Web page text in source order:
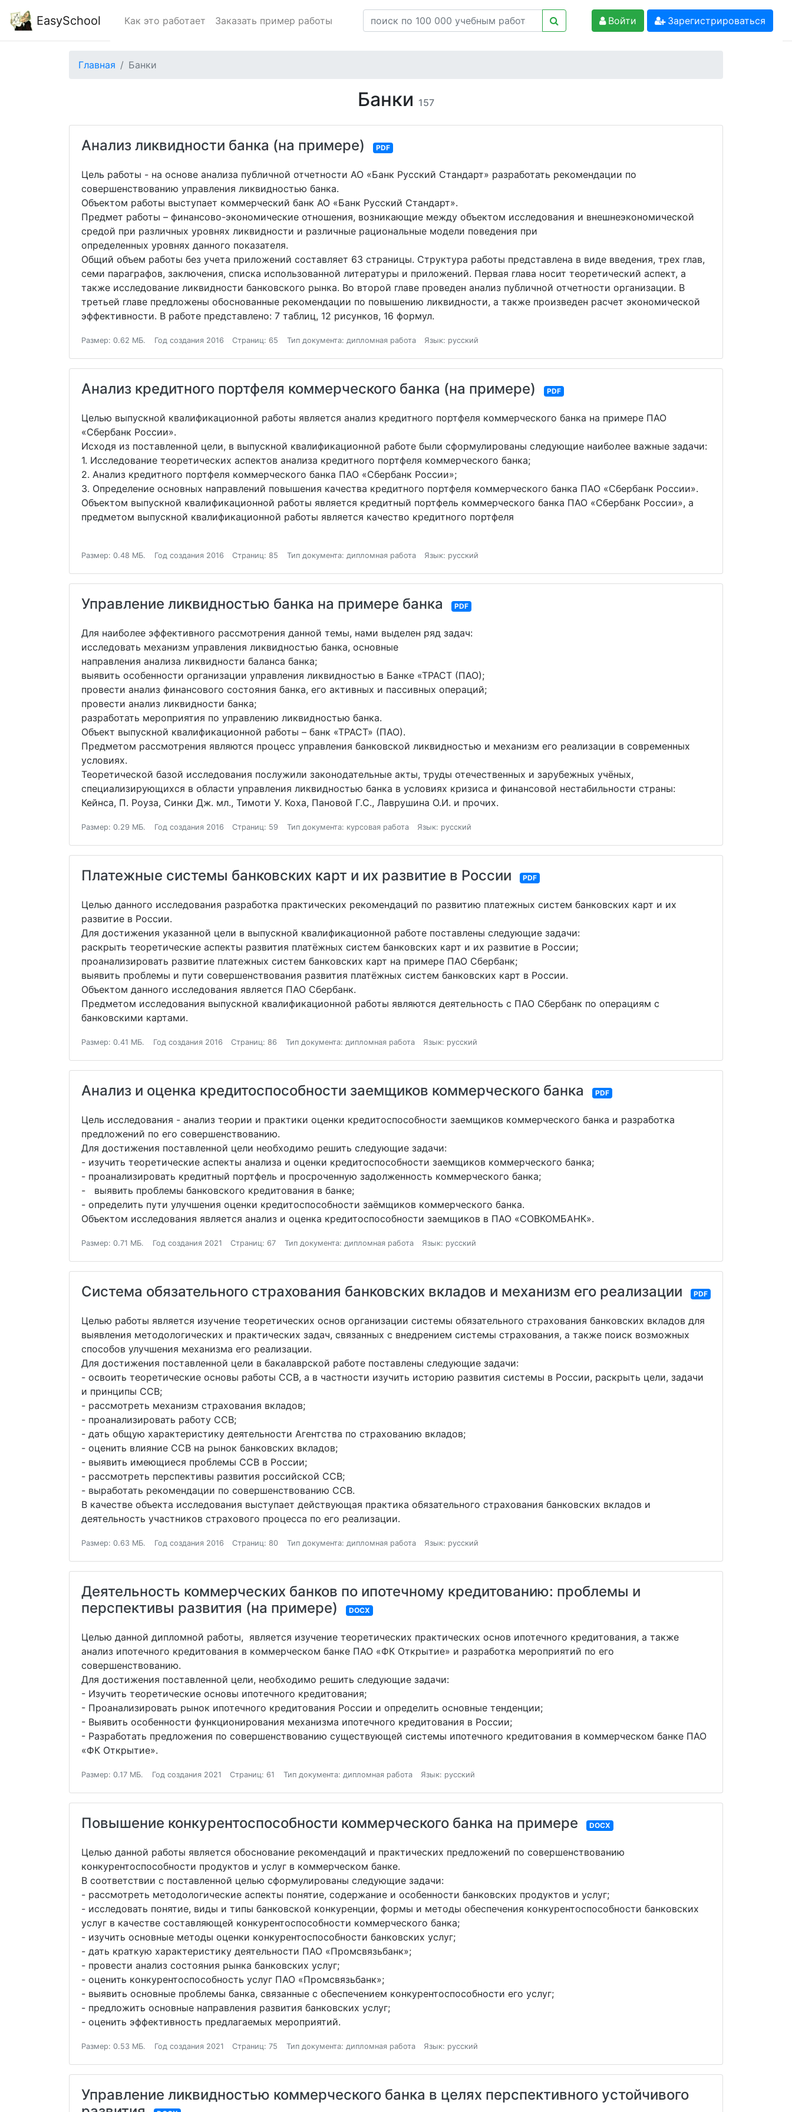
EasySchool Как это работает Заказать пример работы Войти Зарегистрироваться
Главная Банки
Банки 157
Анализ ликвидности банка (на примере) PDF
Цель работы - на основе анализа публичной отчетности АО «Банк Русский Стандарт» разработать рекомендации по
совершенствованию управления ликвидностью банка.
Объектом работы выступает коммерческий банк АО «Банк Русский Стандарт».
Предмет работы – финансово-экономические отношения, возникающие между объектом исследования и внешнеэкономической
средой при различных уровнях ликвидности и различные рациональные модели поведения при
определенных уровнях данного показателя.
Общий объем работы без учета приложений составляет 63 страницы. Структура работы представлена в виде введения, трех глав,
семи параграфов, заключения, списка использованной литературы и приложений. Первая глава носит теоретический аспект, а
также исследование ликвидности банковского рынка. Во второй главе проведен анализ публичной отчетности организации. В
третьей главе предложены обоснованные рекомендации по повышению ликвидности, а также произведен расчет экономической
эффективности. В работе представлено: 7 таблиц, 12 рисунков, 16 формул.
Размер: 0.62 МБ. Год создания 2016 Страниц: 65 Тип документа: дипломная работа Язык: русский
Анализ кредитного портфеля коммерческого банка (на примере) PDF
Целью выпускной квалификационной работы является анализ кредитного портфеля коммерческого банка на примере ПАО
«Сбербанк России».
Исходя из поставленной цели, в выпускной квалификационной работе были сформулированы следующие наиболее важные задачи:
1. Исследование теоретических аспектов анализа кредитного портфеля коммерческого банка;
2. Анализ кредитного портфеля коммерческого банка ПАО «Сбербанк России»;
3. Определение основных направлений повышения качества кредитного портфеля коммерческого банка ПАО «Сбербанк России».
Объектом выпускной квалификационной работы является кредитный портфель коммерческого банка ПАО «Сбербанк России», а
предметом выпускной квалификационной работы является качество кредитного портфеля
Размер: 0.48 МБ. Год создания 2016 Страниц: 85 Тип документа: дипломная работа Язык: русский
Управление ликвидностью банка на примере банка PDF
Для наиболее эффективного рассмотрения данной темы, нами выделен ряд задач:
исследовать механизм управления ликвидностью банка, основные
направления анализа ликвидности баланса банка;
выявить особенности организации управления ликвидностью в Банке «ТРАСТ (ПАО);
провести анализ финансового состояния банка, его активных и пассивных операций;
провести анализ ликвидности банка;
разработать мероприятия по управлению ликвидностью банка.
Объект выпускной квалификационной работы – банк «ТРАСТ» (ПАО).
Предметом рассмотрения являются процесс управления банковской ликвидностью и механизм его реализации в современных
условиях.
Теоретической базой исследования послужили законодательные акты, труды отечественных и зарубежных учёных,
специализирующихся в области управления ликвидностью банка в условиях кризиса и финансовой нестабильности страны:
Кейнса, П. Роуза, Синки Дж. мл., Тимоти У. Коха, Пановой Г.С., Лаврушина О.И. и прочих.
Размер: 0.29 МБ. Год создания 2016 Страниц: 59 Тип документа: курсовая работа Язык: русский
Платежные системы банковских карт и их развитие в России PDF
Целью данного исследования разработка практических рекомендаций по развитию платежных систем банковских карт и их
развитие в России.
Для достижения указанной цели в выпускной квалификационной работе поставлены следующие задачи:
раскрыть теоретические аспекты развития платёжных систем банковских карт и их развитие в России;
проанализировать развитие платежных систем банковских карт на примере ПАО Сбербанк;
выявить проблемы и пути совершенствования развития платёжных систем банковских карт в России.
Объектом данного исследования является ПАО Сбербанк.
Предметом исследования выпускной квалификационной работы являются деятельность с ПАО Сбербанк по операциям с
банковскими картами.
Размер: 0.41 МБ. Год создания 2016 Страниц: 86 Тип документа: дипломная работа Язык: русский
Анализ и оценка кредитоспособности заемщиков коммерческого банка PDF
Цель исследования - анализ теории и практики оценки кредитоспособности заемщиков коммерческого банка и разработка
предложений по его совершенствованию.
Для достижения поставленной цели необходимо решить следующие задачи:
- изучить теоретические аспекты анализа и оценки кредитоспособности заемщиков коммерческого банка;
- проанализировать кредитный портфель и просроченную задолженность коммерческого банка;
- выявить проблемы банковского кредитования в банке;
- определить пути улучшения оценки кредитоспособности заёмщиков коммерческого банка.
Объектом исследования является анализ и оценка кредитоспособности заемщиков в ПАО «СОВКОМБАНК».
Размер: 0.71 МБ. Год создания 2021 Страниц: 67 Тип документа: дипломная работа Язык: русский
Система обязательного страхования банковских вкладов и механизм его реализации PDF
Целью работы является изучение теоретических основ организации системы обязательного страхования банковских вкладов для
выявления методологических и практических задач, связанных с внедрением системы страхования, а также поиск возможных
способов улучшения механизма его реализации.
Для достижения поставленной цели в бакалаврской работе поставлены следующие задачи:
- освоить теоретические основы работы ССВ, а в частности изучить историю развития системы в России, раскрыть цели, задачи
и принципы ССВ;
- рассмотреть механизм страхования вкладов;
- проанализировать работу ССВ;
- дать общую характеристику деятельности Агентства по страхованию вкладов;
- оценить влияние ССВ на рынок банковских вкладов;
- выявить имеющиеся проблемы ССВ в России;
- рассмотреть перспективы развития российской ССВ;
- выработать рекомендации по совершенствованию ССВ.
В качестве объекта исследования выступает действующая практика обязательного страхования банковских вкладов и
деятельность участников страхового процесса по его реализации.
Размер: 0.63 МБ. Год создания 2016 Страниц: 80 Тип документа: дипломная работа Язык: русский
Деятельность коммерческих банков по ипотечному кредитованию: проблемы и
перспективы развития (на примере)
DOCX
Целью данной дипломной работы, является изучение теоретических практических основ ипотечного кредитования, а также
анализ ипотечного кредитования в коммерческом банке ПАО «ФК Открытие» и разработка мероприятий по его
совершенствованию.
Для достижения поставленной цели, необходимо решить следующие задачи:
- Изучить теоретические основы ипотечного кредитования;
- Проанализировать рынок ипотечного кредитования России и определить основные тенденции;
- Выявить особенности функционирования механизма ипотечного кредитования в России;
- Разработать предложения по совершенствованию существующей системы ипотечного кредитования в коммерческом банке ПАО
«ФК Открытие».
Размер: 0.17 МБ. Год создания 2021 Страниц: 61 Тип документа: дипломная работа Язык: русский
Повышение конкурентоспособности коммерческого банка на примере DOCX
Целью данной работы является обоснование рекомендаций и практических предложений по совершенствованию
конкурентоспособности продуктов и услуг в коммерческом банке.
В соответствии с поставленной целью сформулированы следующие задачи:
- рассмотреть методологические аспекты понятие, содержание и особенности банковских продуктов и услуг;
- исследовать понятие, виды и типы банковской конкуренции, формы и методы обеспечения конкурентоспособности банковских
услуг в качестве составляющей конкурентоспособности коммерческого банка;
- изучить основные методы оценки конкурентоспособности банковских услуг;
- дать краткую характеристику деятельности ПАО «Промсвязьбанк»;
- провести анализ состояния рынка банковских услуг;
- оценить конкурентоспособность услуг ПАО «Промсвязьбанк»;
- выявить основные проблемы банка, связанные с обеспечением конкурентоспособности его услуг;
- предложить основные направления развития банковских услуг;
- оценить эффективность предлагаемых мероприятий.
Размер: 0.53 МБ. Год создания 2021 Страниц: 75 Тип документа: дипломная работа Язык: русский
Управление ликвидностью коммерческого банка в целях перспективного устойчивого